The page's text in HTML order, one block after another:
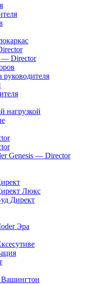
— Director
руководителя
нагрузкой
Genesis — Director
Люкс
Директ
Эра